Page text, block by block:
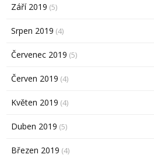
Září 2019 (5)
Srpen 2019 (4)
Červenec 2019 (5)
Červen 2019 (4)
Květen 2019 (4)
Duben 2019 (5)
Březen 2019 (4)